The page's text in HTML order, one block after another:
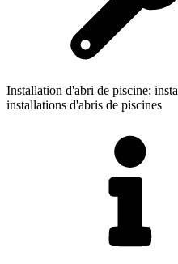
Installation d'abri de piscine;
installations d'abris de piscines